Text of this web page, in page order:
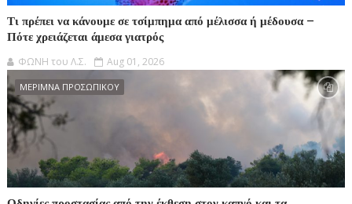
Τι πρέπει να κάνουμε σε τσίμπημα από μέλισσα ή μέδουσα –
Πότε χρειάζεται άμεσα γιατρός
ΦΩΝΗ του Λ.Σ. Aug 01, 2026
ΜΕΡΙΜΝΑ ΠΡΟΣΩΠΙΚΟΥ